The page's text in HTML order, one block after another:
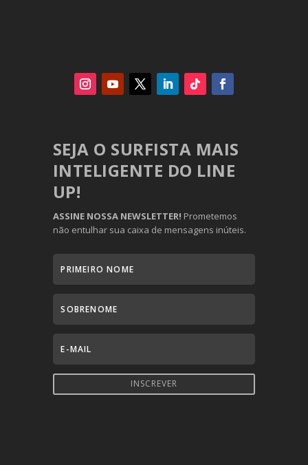
SEJA O SURFISTA MAIS
INTELIGENTE DO LINE
UP!
ASSINE NOSSA NEWSLETTER! Prometemos
não entulhar sua caixa de mensagens inúteis.
INSCREVER